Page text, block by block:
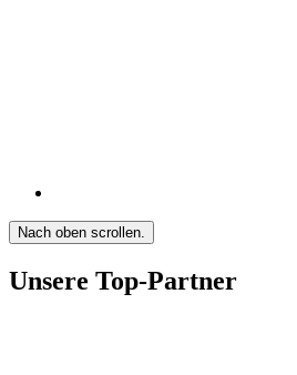
Nach oben scrollen.
Unsere Top-Partner